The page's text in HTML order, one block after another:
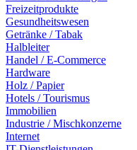
Freizeitprodukte
Gesundheitswesen
Getränke / Tabak
Halbleiter
Handel / E-Commerce
Hardware
Holz / Papier
Hotels / Tourismus
Immobilien
Industrie / Mischkonzerne
Internet